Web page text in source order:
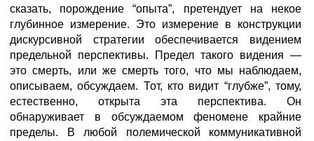
сказать, порождение “опыта”, претендует на некое
глубинное измерение. Это измерение в конструкции
дискурсивной стратегии обеспечивается видением
предельной перспективы. Предел такого видения —
это смерть, или же смерть того, что мы наблюдаем,
описываем, обсуждаем. Тот, кто видит “глубже”, тому,
естественно, открыта эта перспектива. Он
обнаруживает в обсуждаемом феномене крайние
пределы. В любой полемической коммуникативной